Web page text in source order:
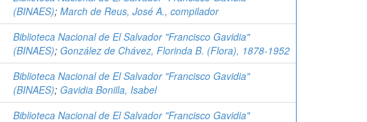
(BINAES); March de Reus, José A., compilador
Biblioteca Nacional de El Salvador "Francisco Gavidia"
(BINAES); González de Chávez, Florinda B. (Flora), 1878-1952
Biblioteca Nacional de El Salvador "Francisco Gavidia"
(BINAES); Gavidia Bonilla, Isabel
Biblioteca Nacional de El Salvador "Francisco Gavidia"